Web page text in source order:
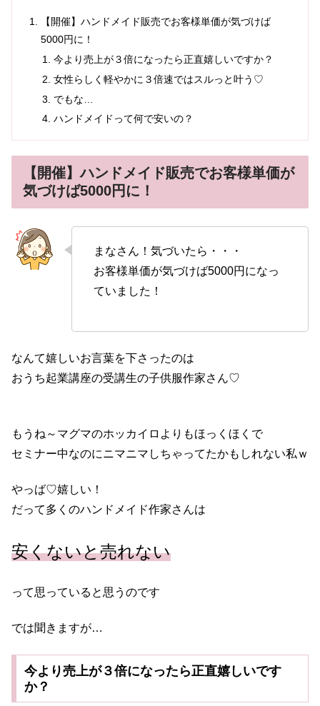
【開催】ハンドメイド販売でお客様単価が気づけば
5000円に！
今より売上が３倍になったら正直嬉しいですか？
女性らしく軽やかに３倍速ではスルっと叶う♡
でもな…
ハンドメイドって何で安いの？
【開催】ハンドメイド販売でお客様単価が
気づけば5000円に！
まなさん！気づいたら・・・
お客様単価が気づけば5000円になっ
ていました！
なんて嬉しいお言葉を下さったのは
おうち起業講座の受講生の子供服作家さん♡
もうね～マグマのホッカイロよりもほっくほくで
セミナー中なのにニマニマしちゃってたかもしれない私ｗ
やっば♡嬉しい！
だって多くのハンドメイド作家さんは
安くないと売れない
って思っていると思うのです
では聞きますが…
今より売上が３倍になったら正直嬉しいです
か？